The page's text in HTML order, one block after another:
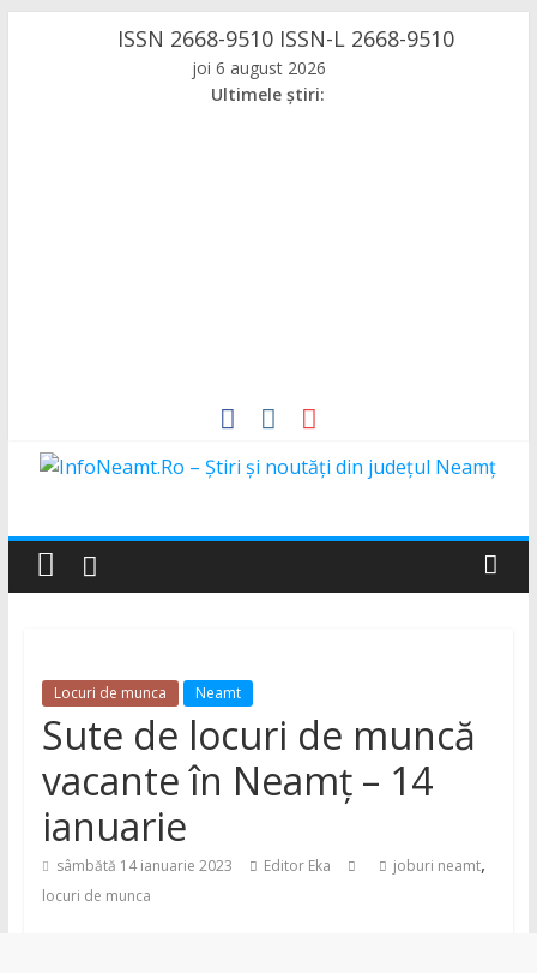
ISSN 2668-9510 ISSN-L 2668-9510
joi 6 august 2026
Ultimele știri:
InfoNeamt.Ro
–
și
noutăți
din
județul
Locuri de munca Neamt
Sute de locuri de muncă
vacante în Neamț – 14
ianuarie
sâmbătă 14 ianuarie 2023 Editor Eka joburi neamt,
locuri de munca